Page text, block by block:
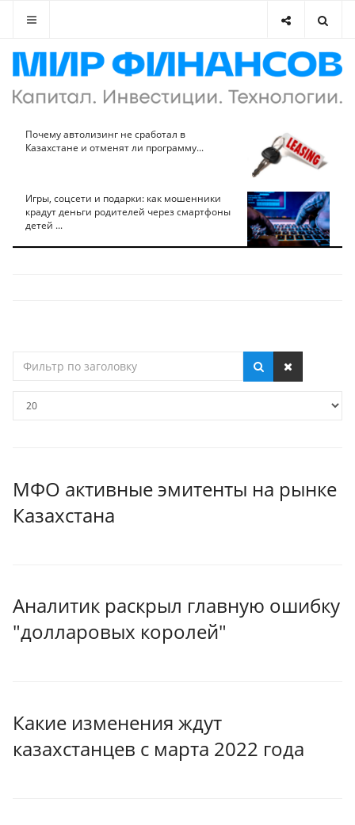
Почему автолизинг не сработал в
Казахстане и отменят ли программу...
Игры, соцсети и подарки: как мошенники
крадут деньги родителей через смартфоны
детей ...
по
МФО активные эмитенты на рынке
Казахстана
Аналитик раскрыл главную ошибку
"долларовых королей"
Какие изменения ждут
казахстанцев с марта 2022 года